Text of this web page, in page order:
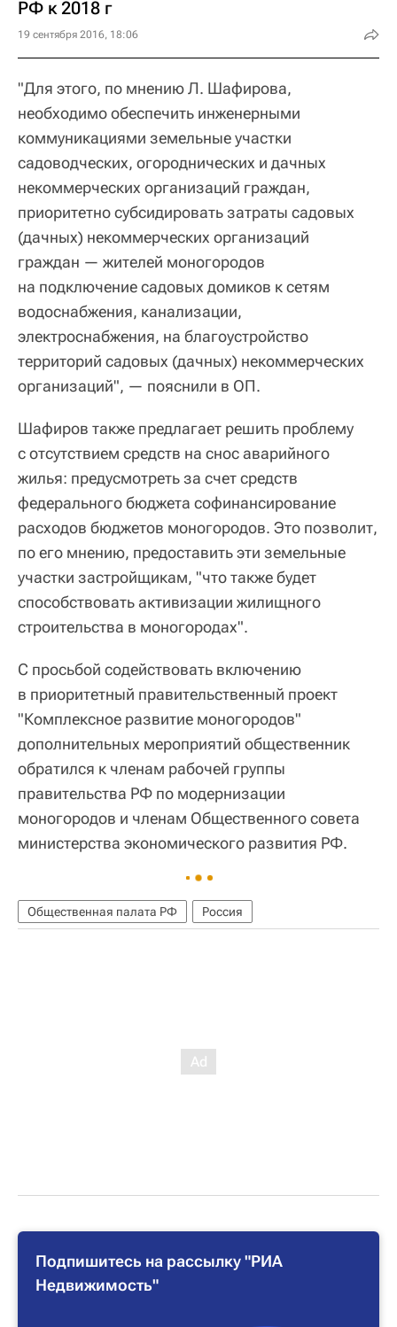
РФ к 2018 г
19 сентября 2016, 18:06
"Для этого, по мнению Л. Шафирова,
необходимо обеспечить инженерными
коммуникациями земельные участки
садоводческих, огороднических и дачных
некоммерческих организаций граждан,
приоритетно субсидировать затраты садовых
(дачных) некоммерческих организаций
граждан — жителей моногородов
на подключение садовых домиков к сетям
водоснабжения, канализации,
электроснабжения, на благоустройство
территорий садовых (дачных) некоммерческих
организаций", — пояснили в ОП.
Шафиров также предлагает решить проблему
с отсутствием средств на снос аварийного
жилья: предусмотреть за счет средств
федерального бюджета софинансирование
расходов бюджетов моногородов. Это позволит,
по его мнению, предоставить эти земельные
участки застройщикам, "что также будет
способствовать активизации жилищного
строительства в моногородах".
С просьбой содействовать включению
в приоритетный правительственный проект
"Комплексное развитие моногородов"
дополнительных мероприятий общественник
обратился к членам рабочей группы
правительства РФ по модернизации
моногородов и членам Общественного совета
министерства экономического развития РФ.
Общественная палата РФ Россия
Подпишитесь на рассылку "РИА
Недвижимость"